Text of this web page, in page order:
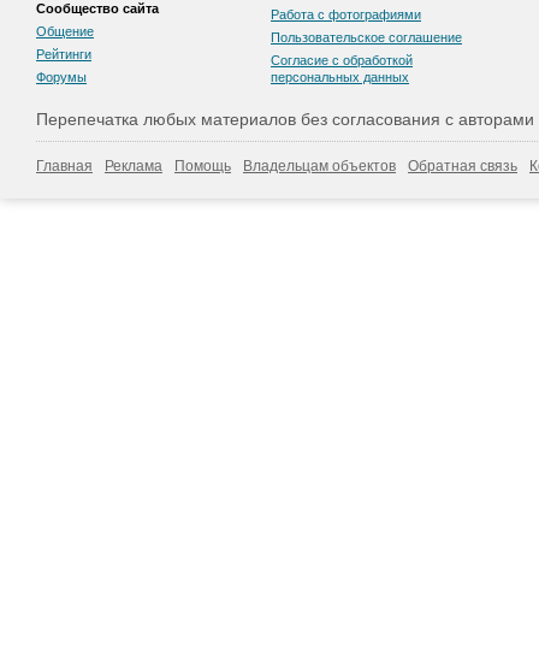
Сообщество сайта
Общение
Рейтинги
Форумы
Работа с фотографиями
Пользовательскоe соглашение
Согласие с обработкой
персональных данных
Перепечатка любых материалов без согласования с
Главная Реклама Помощь Владельцам объектов Обратная связь